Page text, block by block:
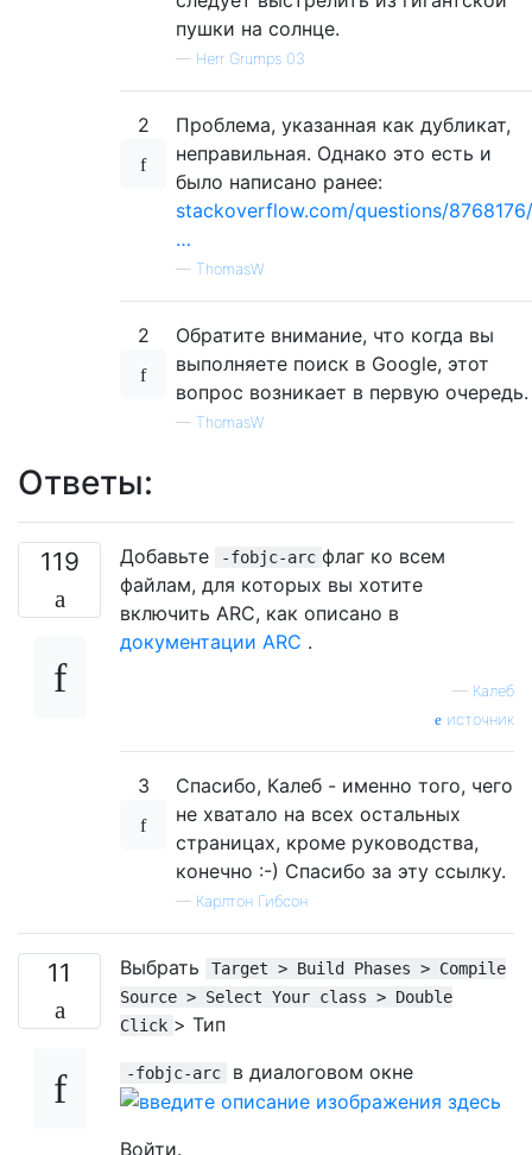
пушки на солнце.
— Herr Grumps 03
2
Проблема, указанная как дубликат,
неправильная. Однако это есть и
было написано ранее:
stackoverflow.com/questions/8768176/
…
— ThomasW
2
Обратите внимание, что когда вы
выполняете поиск в Google, этот
вопрос возникает в первую очередь.
— ThomasW
Ответы:
119 Добавьте -fobjc-arc флаг ко всем
файлам, для которых вы хотите
включить ARC, как описано в
документации ARC .
— Калеб
источник
3
Спасибо, Калеб - именно того, чего
не хватало на всех остальных
страницах, кроме руководства,
конечно :-) Спасибо за эту ссылку.
— Карлтон Гибсон
11 Выбрать
Target > Build Phases > Compile
Source > Select Your class > Double
Click > Тип
-fobjc-arc в диалоговом окне
Войти.